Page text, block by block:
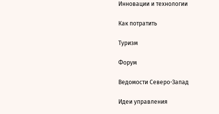
Инновации и технологии
Как потратить
Туризм
Форум
Ведомости Северо-Запад
Идеи управления